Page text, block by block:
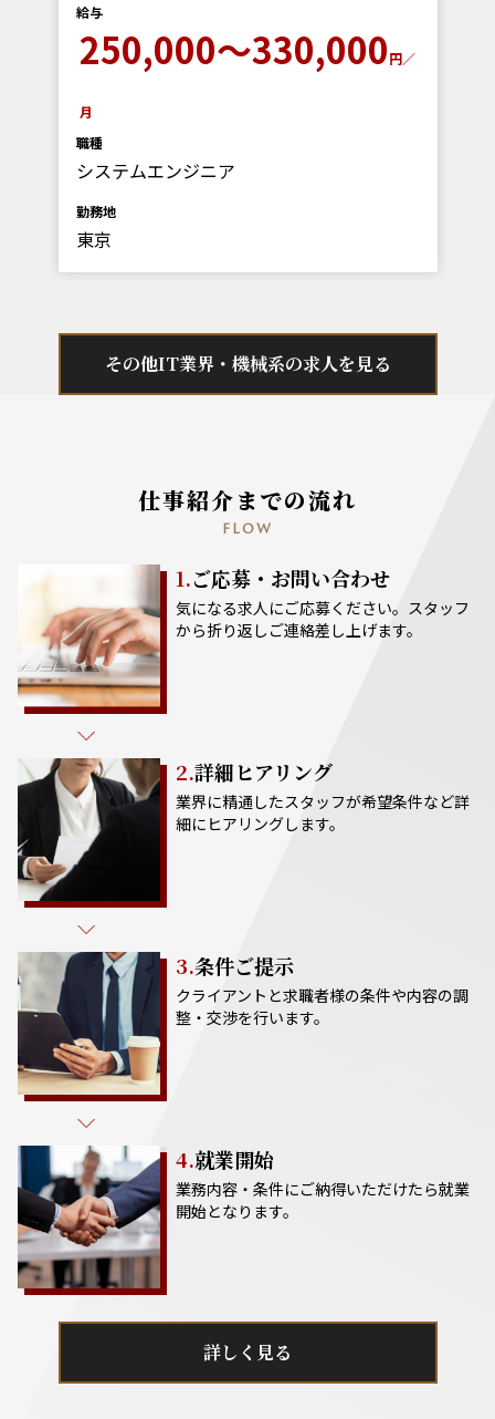
給与
250,000～330,000円／
月
職種
システムエンジニア
勤務地
東京
その他IT業界・機械系の求人を見る
仕事紹介までの流れ
FLOW
1.ご応募・お問い合わせ
気になる求人にご応募ください。スタッフ
から折り返しご連絡差し上げます。
2.詳細ヒアリング
業界に精通したスタッフが希望条件など詳
細にヒアリングします。
3.条件ご提示
クライアントと求職者様の条件や内容の調
整・交渉を行います。
4.就業開始
業務内容・条件にご納得いただけたら就業
開始となります。
詳しく見る